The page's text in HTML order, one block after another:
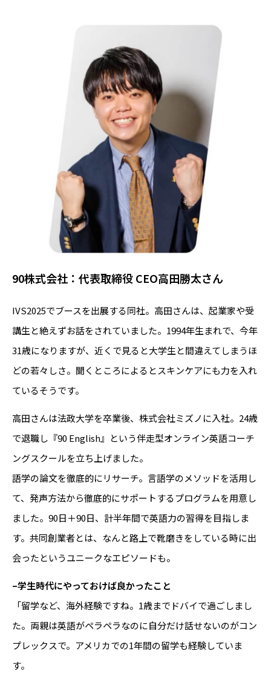
90株式会社：代表取締役 CEO高田勝太さん
IVS2025でブースを出展する同社。高田さんは、起業家や受
講生と絶えずお話をされていました。1994年生まれで、今年
31歳になりますが、近くで見ると大学生と間違えてしまうほ
どの若々しさ。聞くところによるとスキンケアにも力を入れ
ているそうです。
高田さんは法政大学を卒業後、株式会社ミズノに入社。24歳
で退職し『90 English』という伴走型オンライン英語コーチ
ングスクールを立ち上げました。
語学の論文を徹底的にリサーチ。言語学のメソッドを活用し
て、発声方法から徹底的にサポートするプログラムを用意し
ました。90日＋90日、計半年間で英語力の習得を目指しま
す。共同創業者とは、なんと路上で靴磨きをしている時に出
会ったというユニークなエピソードも。
–学生時代にやっておけば良かったこと
「留学など、海外経験ですね。1歳までドバイで過ごしまし
た。両親は英語がペラペラなのに自分だけ話せないのがコン
プレックスで。アメリカでの1年間の留学も経験していま
す。